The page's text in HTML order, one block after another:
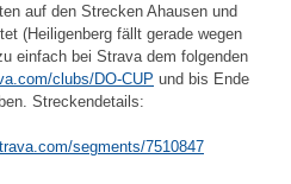
auf den Strecken Ahausen und
(Heiligenberg fällt gerade wegen
einfach bei Strava dem folgenden
clubs/DO-CUP und bis Ende
Streckendetails:
segments/7510847